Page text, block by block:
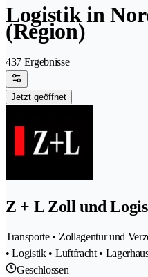
Logistik in
(Region)
437 Ergebnisse
Jetzt geöffnet
Z + L Zoll und
Transporte • Zollagentur und
• Logistik • Luftfracht •
Geschlossen